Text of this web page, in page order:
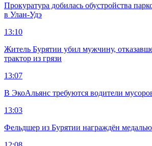
Прокуратура добилась обустройства
в Улан-Удэ
13:10
Житель Бурятии убил мужчину,
трактор из грязи
13:07
В ЭкоАльянс требуются водители
13:03
Фельдшер из Бурятии награждён